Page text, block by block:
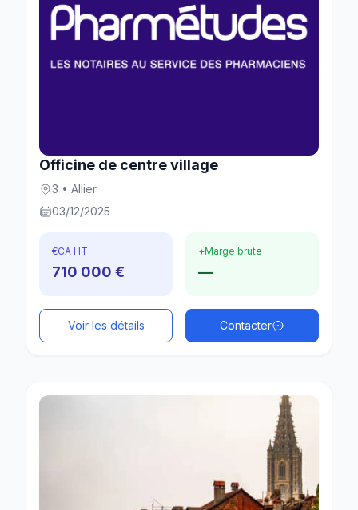
Officine de centre village
3 • Allier
03/12/2025
€CA HT
710 000 €
+Marge brute
—
Voir les détails Contacter